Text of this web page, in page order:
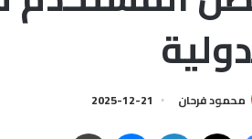
محمود فرحان 2025-12-21